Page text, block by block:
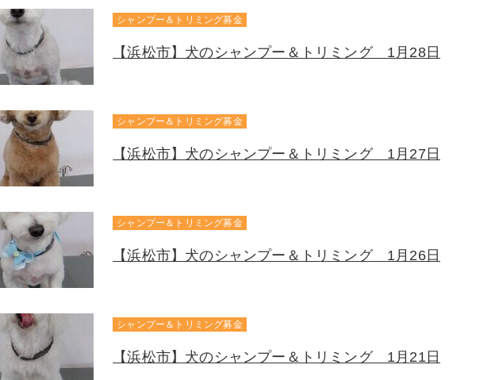
シャンプー＆トリミング募金
【浜松市】犬のシャンプー＆トリミング 1月28日
シャンプー＆トリミング募金
【浜松市】犬のシャンプー＆トリミング 1月27日
シャンプー＆トリミング募金
【浜松市】犬のシャンプー＆トリミング 1月26日
シャンプー＆トリミング募金
【浜松市】犬のシャンプー＆トリミング 1月21日